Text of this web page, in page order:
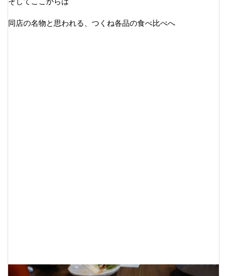
同店の名物と思われる、つくね各品の食べ比べへ